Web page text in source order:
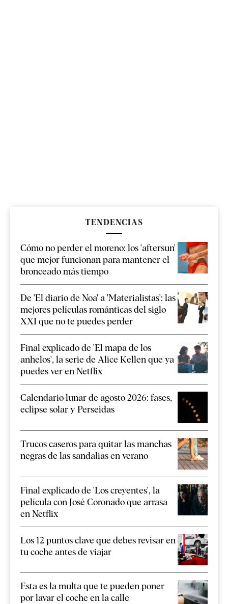
TENDENCIAS
Cómo no perder el moreno: los 'aftersun'
que mejor funcionan para mantener el
bronceado más tiempo
De 'El diario de Noa' a 'Materialistas': las
mejores películas románticas del siglo
XXI que no te puedes perder
Final explicado de 'El mapa de los
anhelos', la serie de Alice Kellen que ya
puedes ver en Netflix
Calendario lunar de agosto 2026: fases,
eclipse solar y Perseidas
Trucos caseros para quitar las manchas
negras de las sandalias en verano
Final explicado de 'Los creyentes', la
película con José Coronado que arrasa
en Netflix
Los 12 puntos clave que debes revisar en
tu coche antes de viajar
Esta es la multa que te pueden poner
por lavar el coche en la calle